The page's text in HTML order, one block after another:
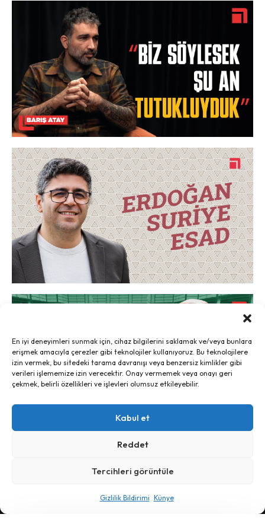
En iyi deneyimleri sunmak için, cihaz bilgilerini saklamak ve/veya bunlara
erişmek amacıyla çerezler gibi teknolojiler kullanıyoruz. Bu teknolojilere
izin vermek, bu sitedeki tarama davranışı veya benzersiz kimlikler gibi
verileri işlememize izin verecektir. Onay vermemek veya onayı geri
çekmek, belirli özellikleri ve işlevleri olumsuz etkileyebilir.
Kabul et
Reddet
Tercihleri görüntüle
Gizlilik Bildirimi Künye
Ayrım, 2024 - İletişim:ayrim@ayrim.org
künye